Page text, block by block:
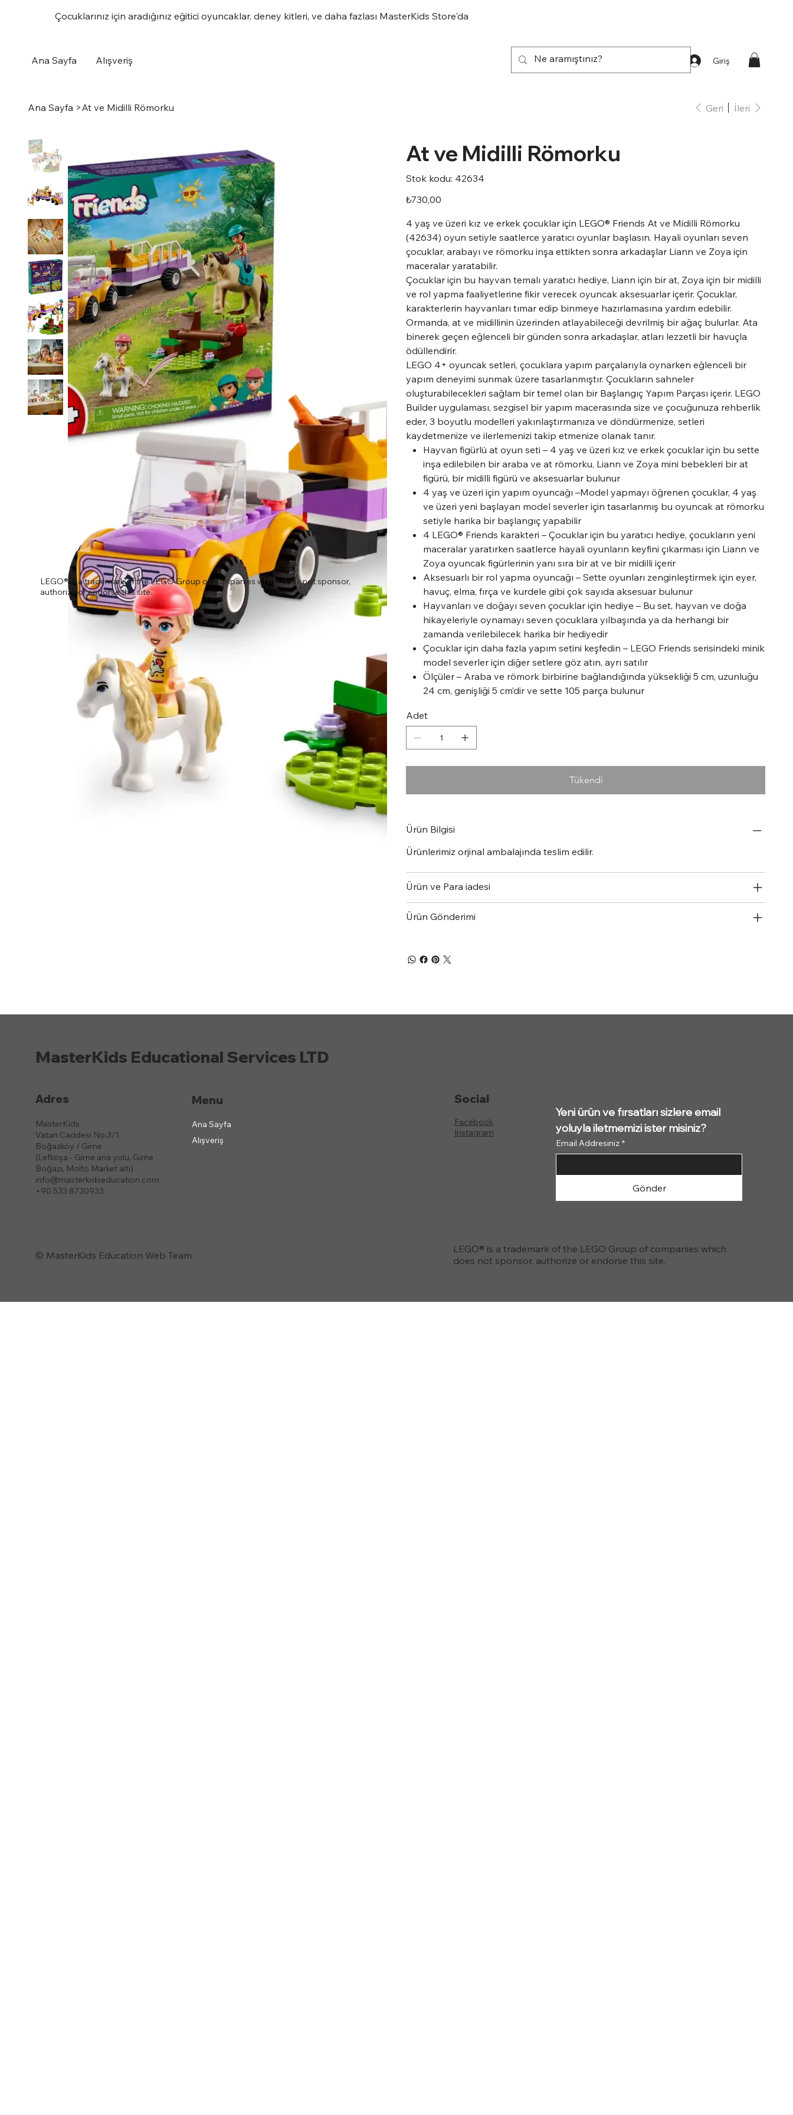
Çocuklarınız için aradığınız eğitici oyuncaklar, deney kitleri, ve daha fazlası MasterKids Store'da
Ana Sayfa Alışveriş Giriş
Ana Sayfa >At ve Midilli Römorku Geri İleri
At ve Midilli Römorku
Stok kodu:
Stok
kodu:
42634
Fiyat
₺730,00
4 yaş ve üzeri kız ve erkek çocuklar için LEGO® Friends At ve Midilli Römorku
(42634) oyun setiyle saatlerce yaratıcı oyunlar başlasın. Hayali oyunları seven
çocuklar, arabayı ve römorku inşa ettikten sonra arkadaşlar Liann ve Zoya için
maceralar yaratabilir.
Çocuklar için bu hayvan temalı yaratıcı hediye, Liann için bir at, Zoya için bir midilli
ve rol yapma faaliyetlerine fikir verecek oyuncak aksesuarlar içerir. Çocuklar,
karakterlerin hayvanları tımar edip binmeye hazırlamasına yardım edebilir.
Ormanda, at ve midillinin üzerinden atlayabileceği devrilmiş bir ağaç bulurlar. Ata
binerek geçen eğlenceli bir günden sonra arkadaşlar, atları lezzetli bir havuçla
ödüllendirir.
LEGO 4+ oyuncak setleri, çocuklara yapım parçalarıyla oynarken eğlenceli bir
yapım deneyimi sunmak üzere tasarlanmıştır. Çocukların sahneler
oluşturabilecekleri sağlam bir temel olan bir Başlangıç Yapım Parçası içerir. LEGO
Builder uygulaması, sezgisel bir yapım macerasında size ve çocuğunuza rehberlik
eder, 3 boyutlu modelleri yakınlaştırmanıza ve döndürmenize, setleri
kaydetmenize ve ilerlemenizi takip etmenize olanak tanır.
Hayvan figürlü at oyun seti – 4 yaş ve üzeri kız ve erkek çocuklar için bu sette
inşa edilebilen bir araba ve at römorku, Liann ve Zoya mini bebekleri bir at
figürü, bir midilli figürü ve aksesuarlar bulunur
4 yaş ve üzeri için yapım oyuncağı –Model yapmayı öğrenen çocuklar, 4 yaş
ve üzeri yeni başlayan model severler için tasarlanmış bu oyuncak at römorku
setiyle harika bir başlangıç yapabilir
4 LEGO® Friends karakteri – Çocuklar için bu yaratıcı hediye, çocukların yeni
maceralar yaratırken saatlerce hayali oyunların keyfini çıkarması için Liann ve
Zoya oyuncak figürlerinin yanı sıra bir at ve bir midilli içerir
Aksesuarlı bir rol yapma oyuncağı – Sette oyunları zenginleştirmek için eyer,
havuç, elma, fırça ve kurdele gibi çok sayıda aksesuar bulunur
Hayvanları ve doğayı seven çocuklar için hediye – Bu set, hayvan ve doğa
hikayeleriyle oynamayı seven çocuklara yılbaşında ya da herhangi bir
zamanda verilebilecek harika bir hediyedir
Çocuklar için daha fazla yapım setini keşfedin – LEGO Friends serisindeki minik
model severler için diğer setlere göz atın, ayrı satılır
Ölçüler – Araba ve römork birbirine bağlandığında yüksekliği 5 cm, uzunluğu
24 cm, genişliği 5 cm’dir ve sette 105 parça bulunur
Adet
Tükendi
Ürün Bilgisi
Ürünlerimiz orjinal ambalajında teslim edilir.
Ürün ve Para iadesi
Ürün Gönderimi
LEGO® is a trademark of the LEGO Group of companies which does not sponsor,
authorize or endorse this site.
MasterKids Educational Services LTD
MasterKids
Vatan Caddesi No:3/1
Boğazköy / Girne
(Lefkoşa - Girne ana yolu, Girne
Boğazı, Molto Market altı)
info@masterkidseducation.com
+90 533 8730933
Adres Menu
Ana Sayfa
Alışveriş
Facebook
Instagram
Social
Yeni ürün ve fırsatları sizlere email
yoluyla iletmemizi ister misiniz?
Email Addresiniz *
Gönder
© MasterKids Education Web Team
LEGO® is a trademark of the LEGO Group of companies which
does not sponsor, authorize or endorse this site.